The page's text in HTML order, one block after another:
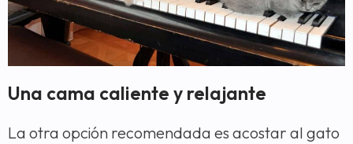
Una cama caliente y relajante
La otra opción recomendada es acostar al gato